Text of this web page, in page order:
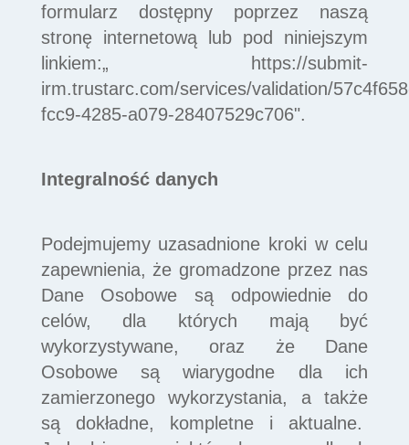
formularz dostępny poprzez naszą
stronę internetową lub pod niniejszym
linkiem:„ https://submit-
irm.trustarc.com/services/validation/
fcc9-4285-a079-28407529c706".
Integralność danych
Podejmujemy uzasadnione kroki w celu
zapewnienia, że gromadzone przez nas
Dane Osobowe są odpowiednie do
celów, dla których mają być
wykorzystywane, oraz że Dane
Osobowe są wiarygodne dla ich
zamierzonego wykorzystania, a także
są dokładne, kompletne i aktualne.